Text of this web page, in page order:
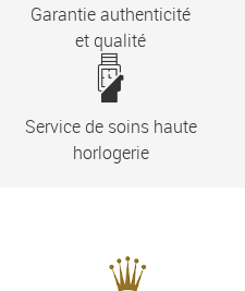
Garantie authenticité
et qualité
Service de soins haute
horlogerie